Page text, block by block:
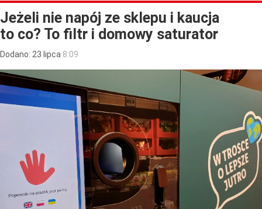
Jeżeli nie napój ze sklepu i kaucja
to co? To filtr i domowy saturator
Dodano: 23 lipca 8:09